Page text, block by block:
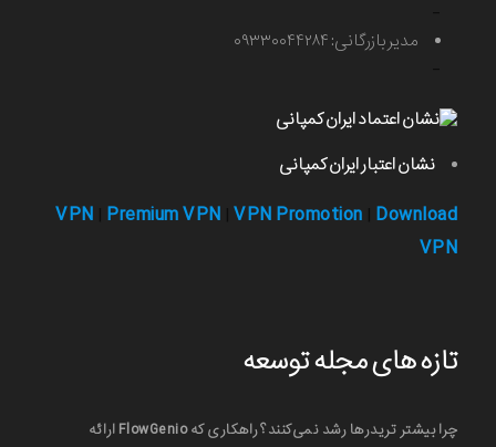
مدیر بازرگانی: ۰۹۳۳۰۰۴۴۲۸۴
نشان اعتبار ایران کمپانی
VPN Premium VPN VPN Promotion Download
VPN
تازه های مجله توسعه
چرا بیشتر تریدرها رشد نمی‌کنند؟ راهکاری که FlowGenio ارائه